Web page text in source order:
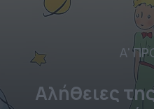
Α'
Αλήθειες